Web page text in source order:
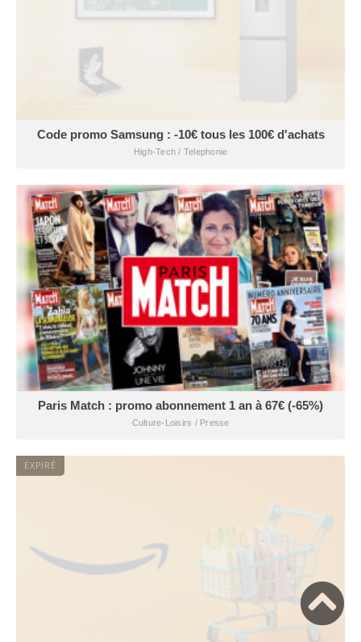
Code promo Samsung : -10€ tous les 100€ d'achats
High-Tech / Telephonie
Paris Match : promo abonnement 1 an à 67€ (-65%)
Culture-Loisirs / Presse
EXPIRÉ